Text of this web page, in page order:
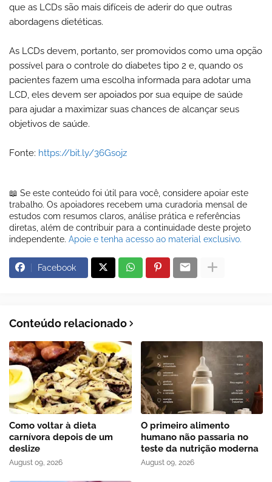
que as LCDs são mais difíceis de aderir do que outras
abordagens dietéticas.
As LCDs devem, portanto, ser promovidos como uma opção
possível para o controle do diabetes tipo 2 e, quando os
pacientes fazem uma escolha informada para adotar uma
LCD, eles devem ser apoiados por sua equipe de saúde
para ajudar a maximizar suas chances de alcançar seus
objetivos de saúde.
Fonte: https://bit.ly/36Gsojz
📖 Se este conteúdo foi útil para você, considere apoiar este
trabalho. Os apoiadores recebem uma curadoria mensal de
estudos com resumos claros, análise prática e referências
diretas, além de contribuir para a continuidade deste projeto
independente. Apoie e tenha acesso ao material exclusivo.
Facebook
Conteúdo relacionado
Como voltar à dieta
carnívora depois de um
deslize
August 09, 2026
O primeiro alimento
humano não passaria no
teste da nutrição moderna
August 09, 2026